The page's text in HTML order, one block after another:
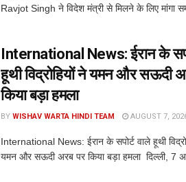
Ravjot Singh ने विदेश मंत्री से मिलने के लिए मांगा
International News: ईरान के
हूथी विद्रोहियों ने यमन और सऊदी
किया बड़ा हमला
BY WISHAV WARTA HINDI TEAM AUGUST 7,
International News: ईरान के सपोर्ट वाले हूथी
यमन और सऊदी अरब पर किया बड़ा हमला दिल्ली, 7